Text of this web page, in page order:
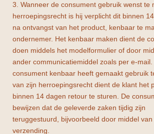
3. Wanneer de consument gebruik wenst te
herroepingsrecht is hij verplicht dit binnen 14
na ontvangst van het product, kenbaar te
ondernemer. Het kenbaar maken dient de
doen middels het modelformulier of door
ander communicatiemiddel zoals per e-mail.
consument kenbaar heeft gemaakt gebruik
van zijn herroepingsrecht dient de klant het
binnen 14 dagen retour te sturen. De
bewijzen dat de geleverde zaken tijdig zijn
teruggestuurd, bijvoorbeeld door middel
verzending.